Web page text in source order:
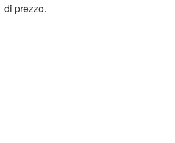
di prezzo.